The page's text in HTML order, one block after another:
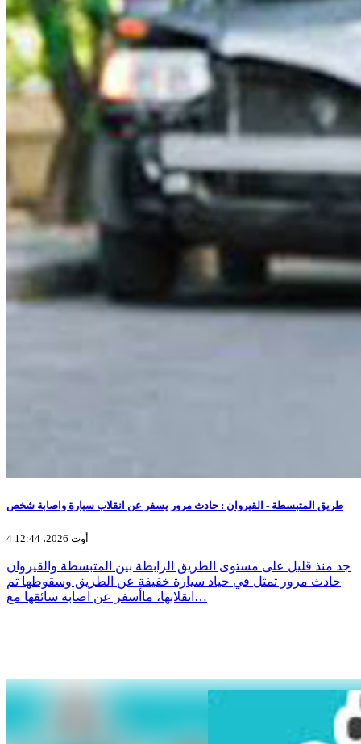
طريق المتبسطة - القيروان : حادث مرور يسفر عن انقلاب سيارة واصابة شخص
4 أوت 2026، 12:44
جد منذ قليل على مستوى الطريق الرابطة بين المتبسطة والقيروان
حادث مرور تمثل في حياد سيارة خفيفة عن الطريق وسقوطها ثم
انقلابها، ماأسفر عن اصابة سائقها مع…